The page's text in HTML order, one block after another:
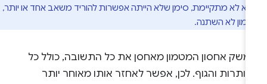
לא מתקיימת, סימן שלא הייתה אפשרות להוריד משאב אחד או יותר,
לא השתנה.
אחסון המטמון מאחסן את כל התשובה, כולל כל
והגוף. לכן, אפשר לאחזר אותו מאוחר יותר